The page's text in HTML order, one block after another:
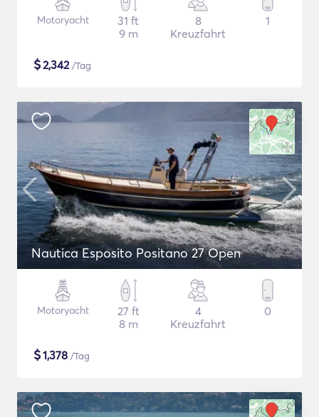
Motoryacht
31 ft
9 m
8
Kreuzfahrt
1
$2,342/Tag
Nautica Esposito Positano 27 Open
Motoryacht
27 ft
8 m
4
Kreuzfahrt
0
$1,378 /Tag